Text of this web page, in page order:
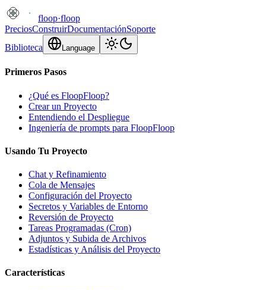
floop·floop
PreciosConstruirDocumentaciónSoporte
Biblioteca
Language
Primeros Pasos
¿Qué es FloopFloop?
Crear un Proyecto
Entendiendo el Despliegue
Ingeniería de prompts para FloopFloop
Usando Tu Proyecto
Chat y Refinamiento
Cola de Mensajes
Configuración del Proyecto
Secretos y Variables de Entorno
Reversión de Proyecto
Tareas Programadas (Cron)
Adjuntos y Subida de Archivos
Estadísticas y Análisis del Proyecto
Características